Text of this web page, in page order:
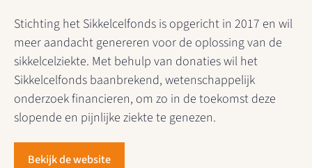
Stichting het Sikkelcelfonds is opgericht in 2017 en wil
meer aandacht genereren voor de oplossing van de
sikkelcelziekte. Met behulp van donaties wil het
Sikkelcelfonds baanbrekend, wetenschappelijk
onderzoek financieren, om zo in de toekomst deze
slopende en pijnlijke ziekte te genezen.
Bekijk de website